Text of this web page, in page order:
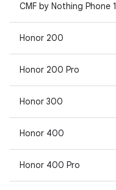
CMF by Nothing Phone 1
Honor 200
Honor 200 Pro
Honor 300
Honor 400
Honor 400 Pro